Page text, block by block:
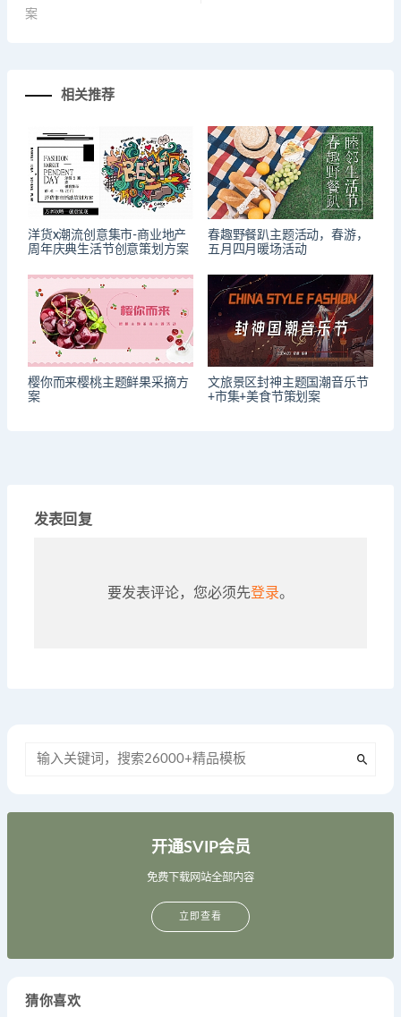
案
相关推荐
洋货x潮流创意集市-商业地产
周年庆典生活节创意策划方案
春趣野餐趴主题活动，春游，
五月四月暖场活动
樱你而来樱桃主题鲜果采摘方
案
文旅景区封神主题国潮音乐节
+市集+美食节策划案
发表回复
要发表评论，您必须先登录。
开通SVIP会员
免费下载网站全部内容
立即查看
猜你喜欢